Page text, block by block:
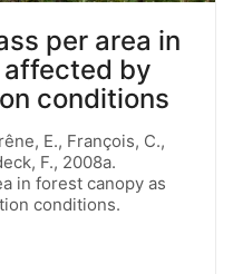
per area in
by
conditions
E., François, C.,
F., 2008a.
in forest canopy as
conditions.